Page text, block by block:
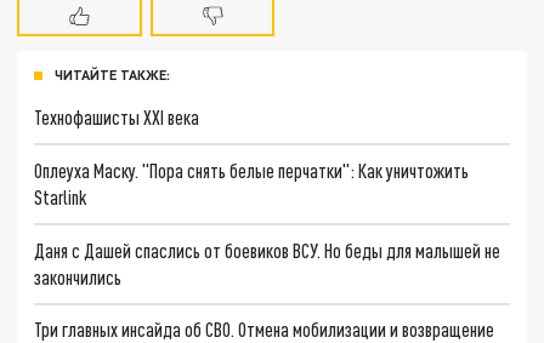
ЧИТАЙТЕ ТАКЖЕ:
Технофашисты XXI века
Оплеуха Маску. "Пора снять белые перчатки": Как уничтожить
Starlink
Даня с Дашей спаслись от боевиков ВСУ. Но беды для малышей не
закончились
Три главных инсайда об СВО. Отмена мобилизации и возвращение